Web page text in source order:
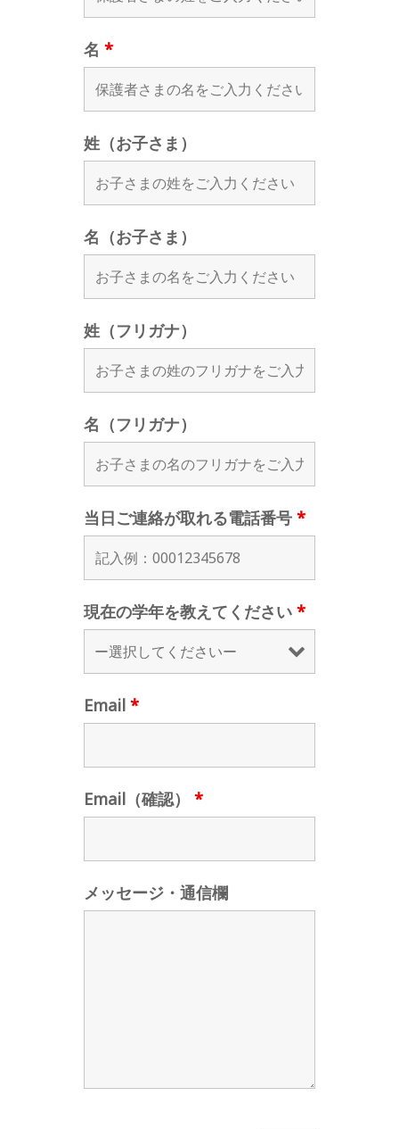
名 *
姓（お子さま）
名（お子さま）
姓（フリガナ）
名（フリガナ）
当日ご連絡が取れる電話番号 *
現在の学年を教えてください *
Email *
Email（確認） *
メッセージ・通信欄